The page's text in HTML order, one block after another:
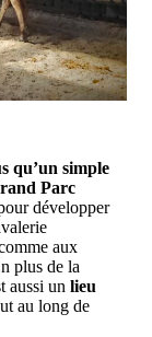
qu’un simple
Parc
développer
aux
plus de la
aussi unlieu
au long de